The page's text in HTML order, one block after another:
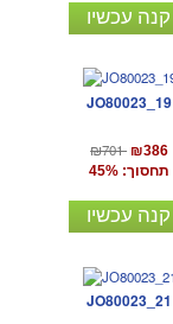
קנה עכשיו
JO80023_19
₪701 ₪386
תחסוך: 45%
קנה עכשיו
JO80023_21